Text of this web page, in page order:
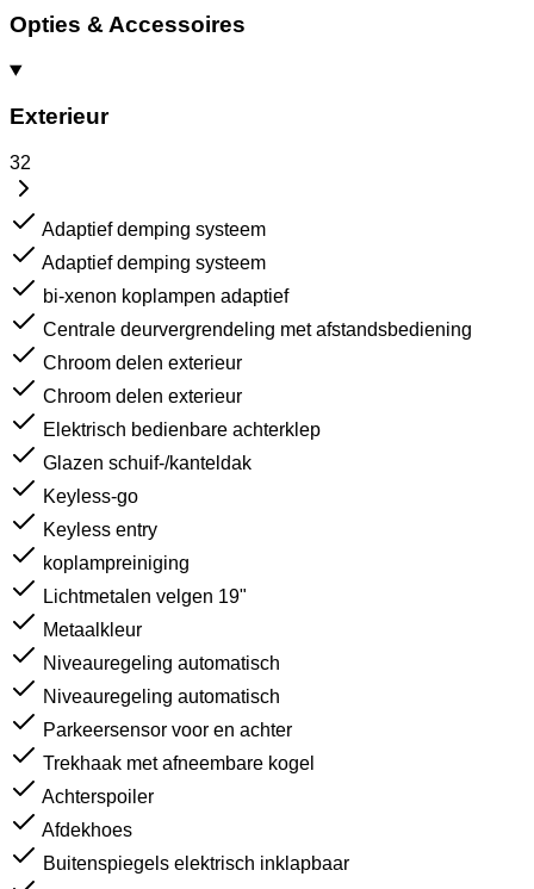
Opties & Accessoires
Exterieur
32
Adaptief demping systeem
Adaptief demping systeem
bi-xenon koplampen adaptief
Centrale deurvergrendeling met afstandsbediening
Chroom delen exterieur
Chroom delen exterieur
Elektrisch bedienbare achterklep
Glazen schuif-/kanteldak
Keyless-go
Keyless entry
koplampreiniging
Lichtmetalen velgen 19"
Metaalkleur
Niveauregeling automatisch
Niveauregeling automatisch
Parkeersensor voor en achter
Trekhaak met afneembare kogel
Achterspoiler
Afdekhoes
Buitenspiegels elektrisch inklapbaar